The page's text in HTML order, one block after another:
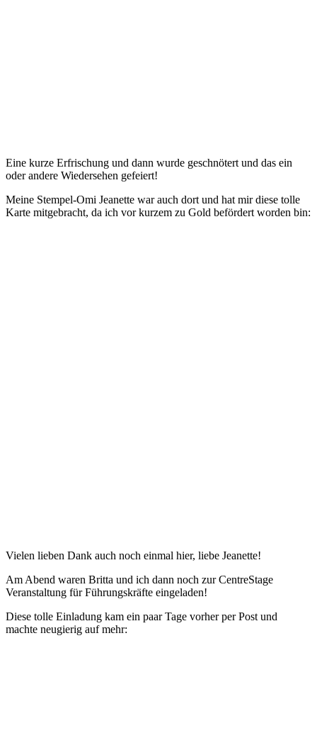
Eine kurze Erfrischung und dann wurde geschnötert und das ein
oder andere Wiedersehen gefeiert!
Meine Stempel-Omi Jeanette war auch dort und hat mir diese tolle
Karte mitgebracht, da ich vor kurzem zu Gold befördert worden bin:
Vielen lieben Dank auch noch einmal hier, liebe Jeanette!
Am Abend waren Britta und ich dann noch zur CentreStage
Veranstaltung für Führungskräfte eingeladen!
Diese tolle Einladung kam ein paar Tage vorher per Post und
machte neugierig auf mehr: